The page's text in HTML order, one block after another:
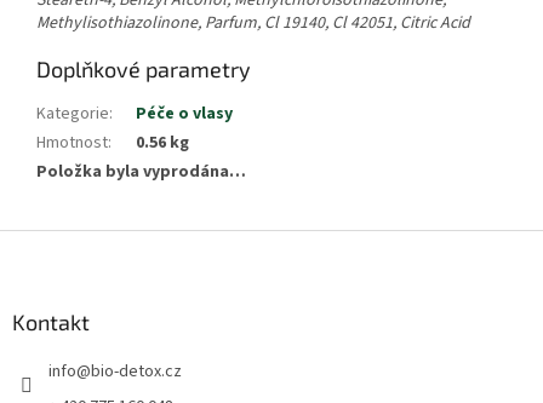
Methylisothiazolinone, Parfum, Cl 19140, Cl 42051, Citric Acid
Doplňkové parametry
Kategorie:
Péče o vlasy
Hmotnost:
0.56 kg
Položka byla vyprodána…
Kontakt
info@bio-detox.cz